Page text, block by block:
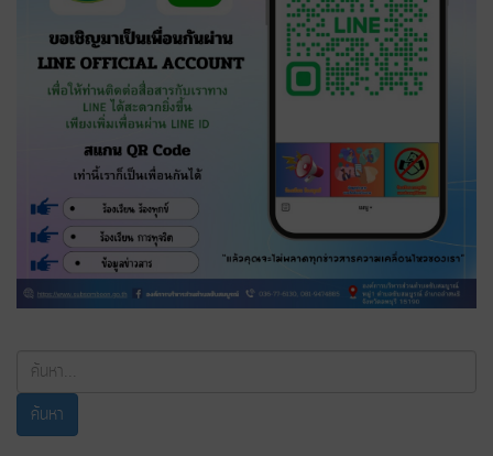
ค้นหา...
ค้นหา